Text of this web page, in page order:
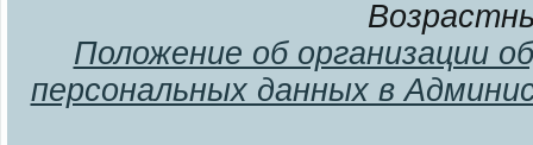
Положение об организации
персональных данных в